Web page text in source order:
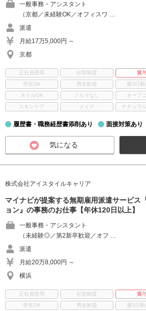
一般事務・アシスタント
（京都／未経験OK／オフィスワ …
派遣
月給17万5,000円 ～
京都
正社員登用 社割制度 賞
学生OK
男女歓迎 週3日勤
ネイルOK
ノルマなし オープ
スキンケア
メイク ナチュラ
履歴書・職務経歴書添削あり 面接対策あり
気になる
株式会社アイスタイルキャリア
マイナビが提案する無期雇用派遣サービス
ョン』の事務のお仕事【年休120日以上】
一般事務・アシスタント
（未経験◎／第2新卒歓迎／オフ …
派遣
月給20万8,000円 ～
横浜
正社員登用 社割制度 賞
学生OK
男女歓迎 週3日勤